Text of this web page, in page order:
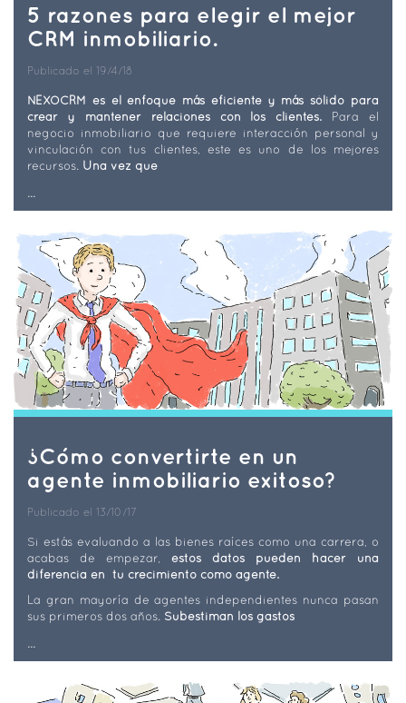
5 razones para elegir el mejor
CRM inmobiliario.
Publicado el 19/4/18
NEXOCRM es el enfoque más eficiente y más sólido para
crear y mantener relaciones con los clientes. Para el
negocio inmobiliario que requiere interacción personal y
vinculación con tus clientes, este es uno de los mejores
recursos. Una vez que
...
¿Cómo convertirte en un
agente inmobiliario exitoso?
Publicado el 13/10/17
Si estás evaluando a las bienes raíces como una carrera, o
acabas de empezar, estos datos pueden hacer una
diferencia en tu crecimiento como agente.
La gran mayoría de agentes independientes nunca pasan
sus primeros dos años. Subestiman los gastos
...